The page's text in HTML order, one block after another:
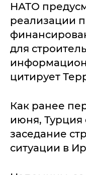
НАТО
реализации
для
цитирует
Как ранее
июня, Турция
заседание
ситуации в